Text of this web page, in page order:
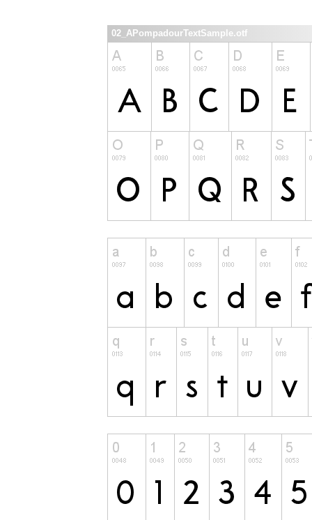
02_APompadourTextSample.otf